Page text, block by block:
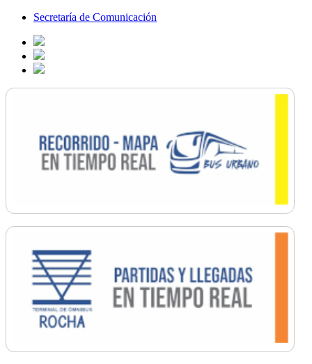
Secretaría de Comunicación